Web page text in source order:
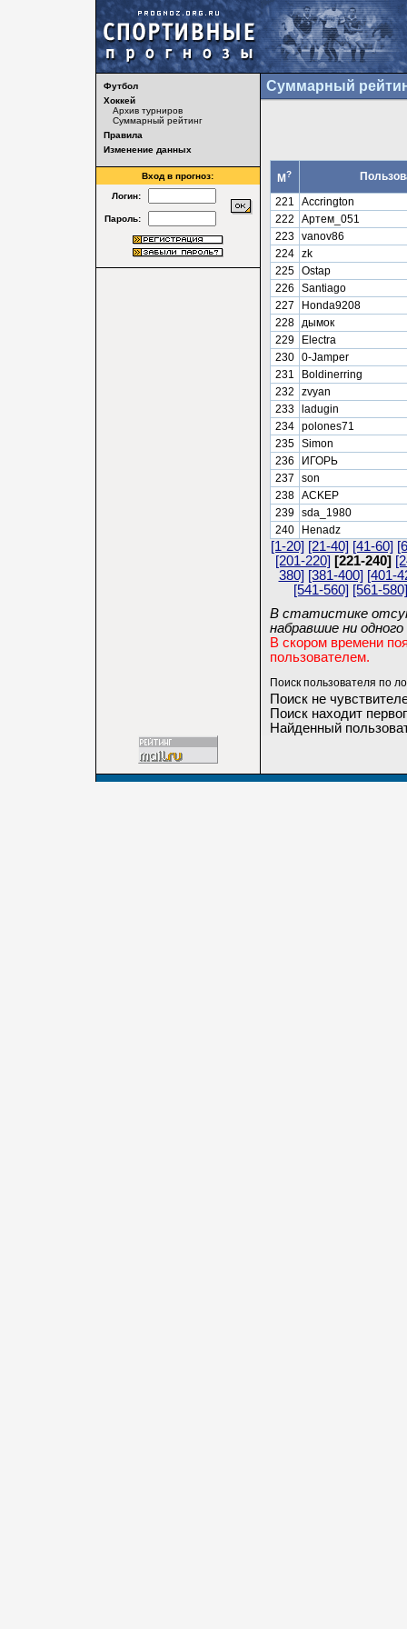
Футбол
Хоккей
Архив турниров
Суммарный рейтинг
Правила
Изменение данных
Вход в прогноз:
Логин:
Пароль:
Суммарный
М?
221
Accrington
222
Артем_051
223 vanov86
224 zk
225 Ostap
226
Santiago
227
Honda9208
228 дымок
229
Electra
230 0-Jamper
231
Boldinerring
232
zvyan
233
ladugin
234 polones71
235 Simon
236
ИГОРЬ
237
son
238 ACKEP
239 sda_1980
240
Henadz
[1-20] [21-40] [41-60]
[201-220] [221-240]
380] [381-400] [401-
[541-560] [561-580]
В статистике
набравшие ни одного
В скором времени
пользователем.
Поиск пользователя по
Поиск не
Поиск находит
Найденный